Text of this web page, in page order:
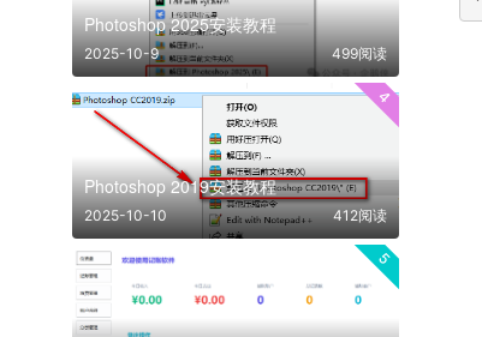
Photoshop 2025安装教程
2025-10-9 499阅读
4
Photoshop 2019安装教程
2025-10-10 412阅读
5